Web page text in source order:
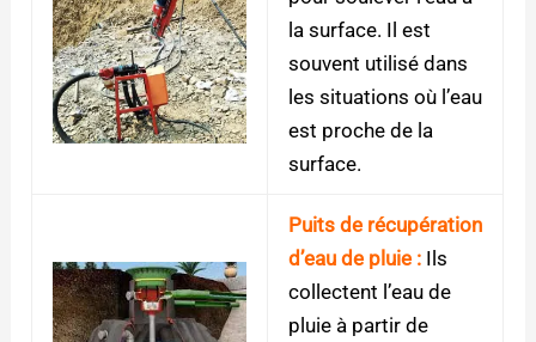
la surface. Il est
souvent utilisé dans
les situations où l’eau
est proche de la
surface.
Puits de récupération
d’eau de pluie : Ils
collectent l’eau de
pluie à partir de